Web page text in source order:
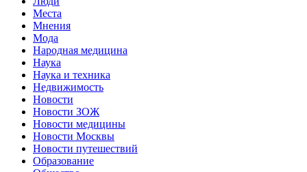
Места
Мнения
Мода
Народная медицина
Наука
Наука и техника
Недвижимость
Новости
Новости ЗОЖ
Новости медицины
Новости Москвы
Новости путешествий
Образование